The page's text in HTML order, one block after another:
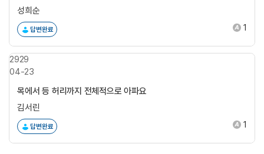
성희순
답변완료 1
목에서 등 허리까지 전체적으로 아파요
김서린
답변완료 1
2929
04-23